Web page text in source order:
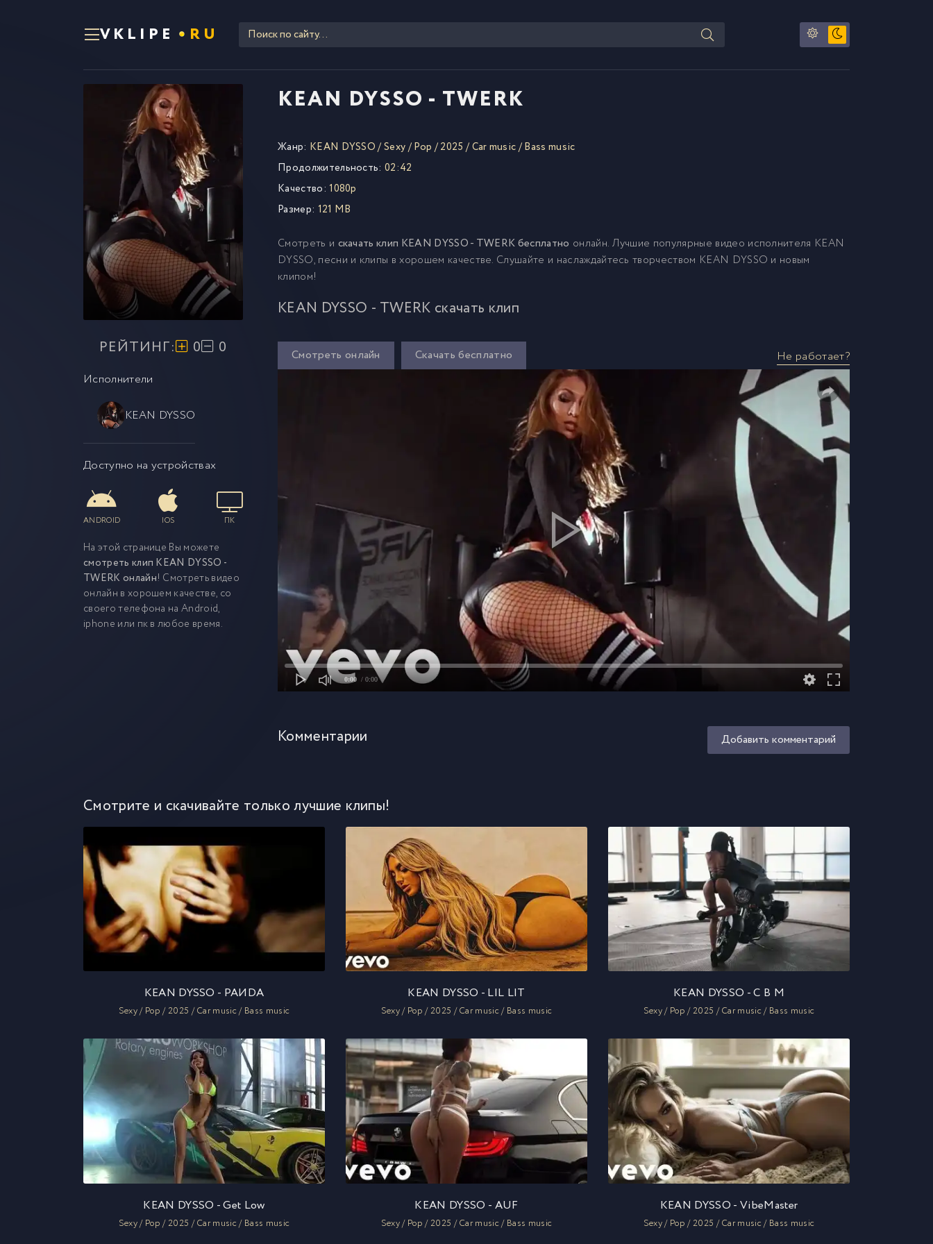
VKLIPE RU
KEAN DYSSO - TWERK
РЕЙТИНГ: 0 0
Исполнители
KEAN DYSSO
Доступно на устройствах
ANDROID IOS ПК
На этой странице Вы можете
смотреть клип KEAN DYSSO -
TWERK онлайн! Смотреть видео
онлайн в хорошем качестве, со
своего телефона на Android,
iphone или пк в любое время.
Жанр: KEAN DYSSO/Sexy/Pop /2025 /Car music/Bass music
Продолжительность: 02:42
Качество: 1080p
Размер: 121 MB
Смотреть и скачать клип KEAN DYSSO - TWERK бесплатно онлайн. Лучшие популярные видео исполнителя KEAN
DYSSO, песни и клипы в хорошем качестве. Слушайте и наслаждайтесь творчеством KEAN DYSSO и новым
клипом!
KEAN DYSSO - TWERK скачать клип
Смотреть онлайн Скачать бесплатно Не работает?
0:00 / 0:00
Комментарии Добавить комментарий
Смотрите и скачивайте только лучшие клипы!
KEAN DYSSO - PAИDA
Sexy / Pop / 2025 / Car music / Bass music
KEAN DYSSO - LIL LIT
Sexy / Pop / 2025 / Car music / Bass music
KEAN DYSSO - C B M
Sexy / Pop / 2025 / Car music / Bass music
KEAN DYSSO - Get Low
Sexy / Pop / 2025 / Car music / Bass music
KEAN DYSSO - AUF
Sexy / Pop / 2025 / Car music / Bass music
KEAN DYSSO - VibeMaster
Sexy / Pop / 2025 / Car music / Bass music